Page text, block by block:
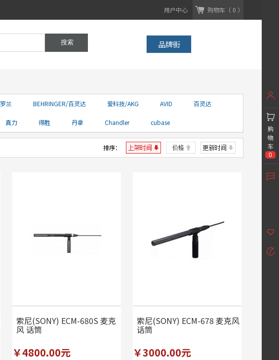
用户中心 购物车（ 0 ）
品牌街
罗兰 BEHRINGER/百灵达 爱科技/AKG AVID 百灵达
真力 得胜 丹拿 Chandler cubase
排序：
索尼(SONY) ECM-680S 麦克
风 话筒
￥4800.00元
索尼(SONY) ECM-678 麦克风
话筒
￥3000.00元
购
物
车
0